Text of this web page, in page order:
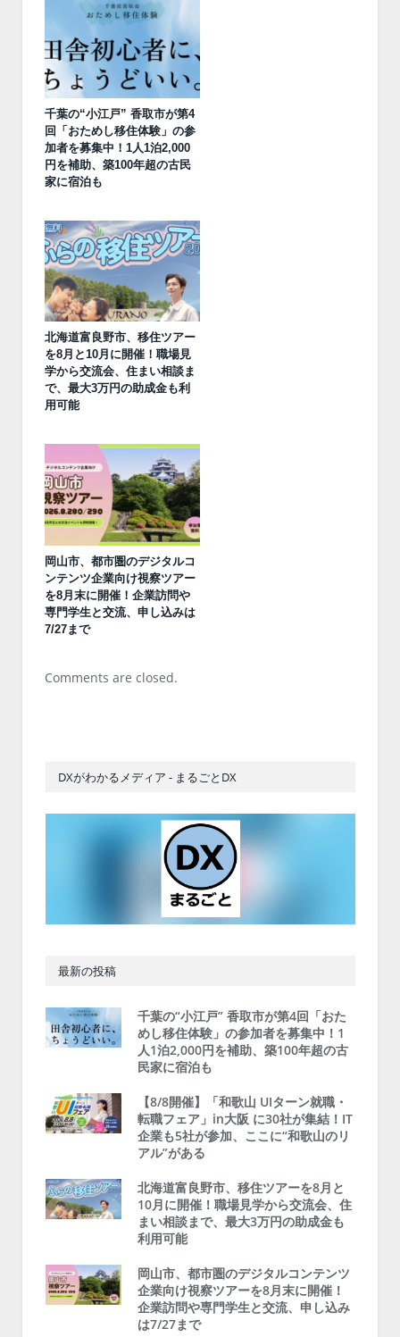
千葉の“小江戸” 香取市が第4
回「おためし移住体験」の参
加者を募集中！1人1泊2,000
円を補助、築100年超の古民
家に宿泊も
北海道富良野市、移住ツアー
を8月と10月に開催！職場見
学から交流会、住まい相談ま
で、最大3万円の助成金も利
用可能
岡山市、都市圏のデジタルコ
ンテンツ企業向け視察ツアー
を8月末に開催！企業訪問や
専門学生と交流、申し込みは
7/27まで
Comments are closed.
DXがわかるメディア - まるごとDX
最新の投稿
千葉の“小江戸” 香取市が第4回「おた
めし移住体験」の参加者を募集中！1
人1泊2,000円を補助、築100年超の古
民家に宿泊も
【8/8開催】「和歌山 UIターン就職・
転職フェア」in大阪 に30社が集結！IT
企業も5社が参加、ここに“和歌山のリ
アル”がある
北海道富良野市、移住ツアーを8月と
10月に開催！職場見学から交流会、住
まい相談まで、最大3万円の助成金も
利用可能
岡山市、都市圏のデジタルコンテンツ
企業向け視察ツアーを8月末に開催！
企業訪問や専門学生と交流、申し込み
は7/27まで